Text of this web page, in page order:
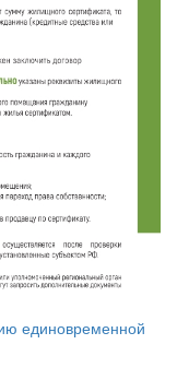
единовременной